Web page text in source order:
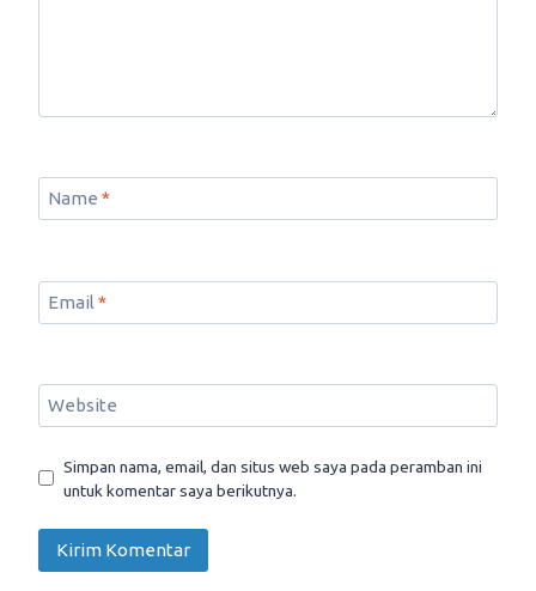
Name *
Email *
Website
Simpan nama, email, dan situs web saya pada peramban ini
untuk komentar saya berikutnya.